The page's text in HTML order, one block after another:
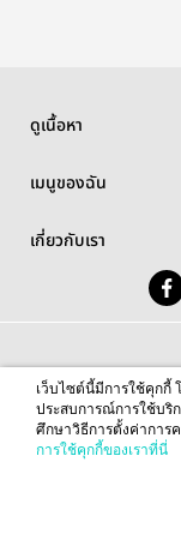
ดูเนื้อหา
เมนูของฉัน
เกี่ยวกับเรา
© 2026
This site is protected by
เว็บไซต์นี้มีการใช้คุกกี้
ประสบการณ์การใช้บริ
ศึกษาวิธีการตั้งค่ากา
การใช้คุกกี้ของเราที่นี่